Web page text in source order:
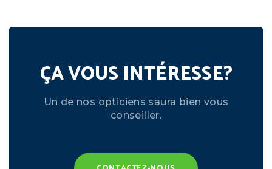
ÇA VOUS INTÉRESSE?
Un de nos opticiens saura bien vous
conseiller.